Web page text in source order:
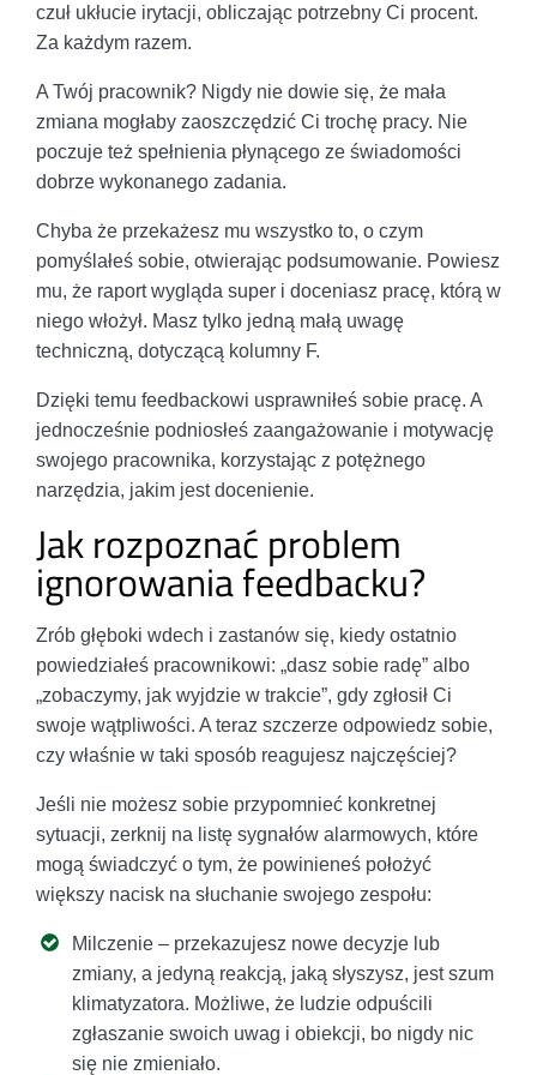
czuł ukłucie irytacji, obliczając potrzebny Ci procent.
Za każdym razem.
A Twój pracownik? Nigdy nie dowie się, że mała
zmiana mogłaby zaoszczędzić Ci trochę pracy. Nie
poczuje też spełnienia płynącego ze świadomości
dobrze wykonanego zadania.
Chyba że przekażesz mu wszystko to, o czym
pomyślałeś sobie, otwierając podsumowanie. Powiesz
mu, że raport wygląda super i doceniasz pracę, którą w
niego włożył. Masz tylko jedną małą uwagę
techniczną, dotyczącą kolumny F.
Dzięki temu feedbackowi usprawniłeś sobie pracę. A
jednocześnie podniosłeś zaangażowanie i motywację
swojego pracownika, korzystając z potężnego
narzędzia, jakim jest docenienie.
Jak rozpoznać problem
ignorowania feedbacku?
Zrób głęboki wdech i zastanów się, kiedy ostatnio
powiedziałeś pracownikowi: „dasz sobie radę” albo
„zobaczymy, jak wyjdzie w trakcie”, gdy zgłosił Ci
swoje wątpliwości. A teraz szczerze odpowiedz sobie,
czy właśnie w taki sposób reagujesz najczęściej?
Jeśli nie możesz sobie przypomnieć konkretnej
sytuacji, zerknij na listę sygnałów alarmowych, które
mogą świadczyć o tym, że powinieneś położyć
większy nacisk na słuchanie swojego zespołu:
Milczenie – przekazujesz nowe decyzje lub
zmiany, a jedyną reakcją, jaką słyszysz, jest szum
klimatyzatora. Możliwe, że ludzie odpuścili
zgłaszanie swoich uwag i obiekcji, bo nigdy nic
się nie zmieniało.